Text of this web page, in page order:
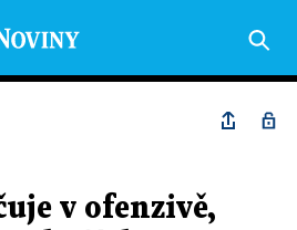
v ofenzivě,